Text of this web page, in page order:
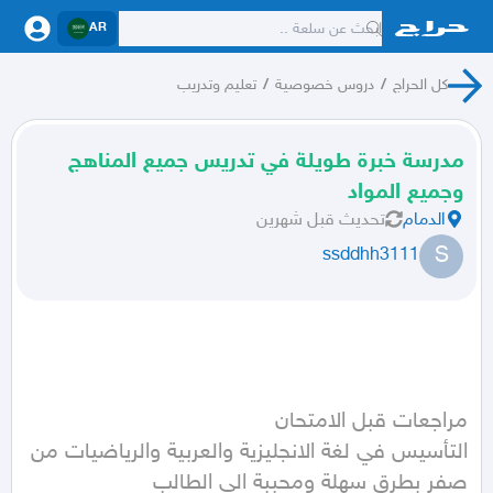
AR
كل الحراج / دروس خصوصية / تعليم وتدريب
مدرسة خبرة طويلة في تدريس جميع المناهج
وجميع المواد
الدمام تحديث قبل شهرين
S
ssddhh3111
صفر بطرق سهلة ومحببة الى الطالب